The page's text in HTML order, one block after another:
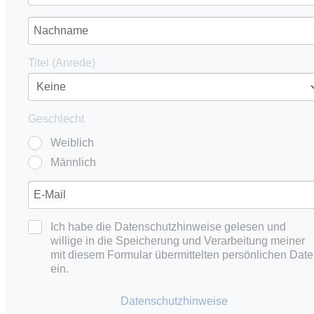
Titel (Anrede)
Geschlecht
Weiblich
Männlich
Ich habe die Datenschutzhinweise gelesen und
willige in die Speicherung und Verarbeitung meiner
mit diesem Formular übermittelten persönlichen
ein.
Datenschutzhinweise